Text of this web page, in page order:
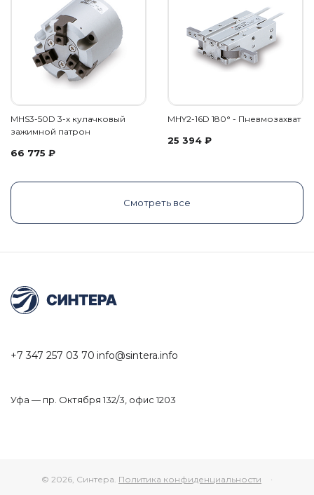
MHS3-50D 3-х кулачковый
зажимной патрон
66 775 ₽
MHY2-16D 180° - Пневмозахват
25 394 ₽
Смотреть все
+7 347 257 03 70 info@sintera.info
Уфа — пр. Октября 132/3, офис 1203
© 2026, Синтера. Политика конфиденциальности ·